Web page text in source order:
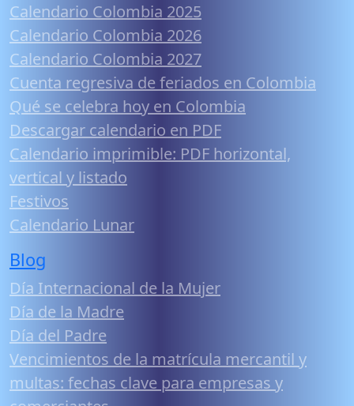
Calendario Colombia 2025
Calendario Colombia 2026
Calendario Colombia 2027
Cuenta regresiva de feriados en Colombia
Qué se celebra hoy en Colombia
Descargar calendario en PDF
Calendario imprimible: PDF horizontal,
vertical y listado
Festivos
Calendario Lunar
Blog
Día Internacional de la Mujer
Día de la Madre
Día del Padre
Vencimientos de la matrícula mercantil y
multas: fechas clave para empresas y